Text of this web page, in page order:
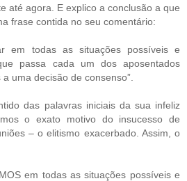
até agora. E explico a conclusão a que
frase contida no seu comentário:
em todas as situações possíveis e
passa cada um dos aposentados
uma decisão de consenso”.
das palavras iniciais da sua infeliz
o exato motivo do insucesso de
– o elitismo exacerbado. Assim, o
em todas as situações possíveis e